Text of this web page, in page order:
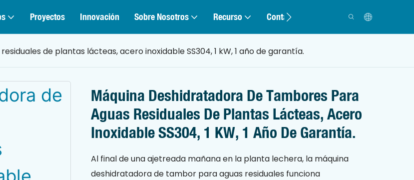
Proyectos Innovación Sobre Nosotros Recurso Contacto
de plantas lácteas, acero inoxidable SS304, 1 kW, 1 año de garantía.
Máquina Deshidratadora De Tambores Para
Aguas Residuales De Plantas Lácteas, Acero
Inoxidable SS304, 1 KW, 1 Año De Garantía.
Al final de una ajetreada mañana en la planta lechera, la máquina
deshidratadora de tambor para aguas residuales funciona